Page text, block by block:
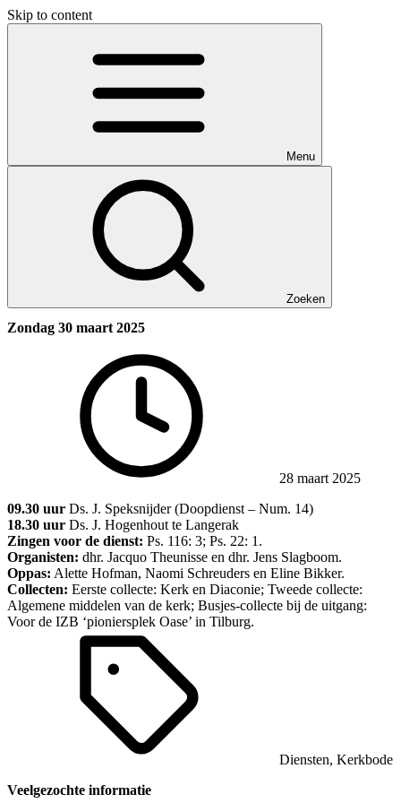
Skip to content
Menu
Zoeken
Zondag 30 maart 2025
28 maart 2025
09.30 uur Ds. J. Speksnijder (Doopdienst – Num. 14)
18.30 uur Ds. J. Hogenhout te Langerak
Zingen voor de dienst: Ps. 116: 3; Ps. 22: 1.
Organisten: dhr. Jacquo Theunisse en dhr. Jens Slagboom.
Oppas: Alette Hofman, Naomi Schreuders en Eline Bikker.
Collecten: Eerste collecte: Kerk en Diaconie; Tweede collecte:
Algemene middelen van de kerk; Busjes-collecte bij de uitgang:
Voor de IZB ‘pioniersplek Oase’ in Tilburg.
Diensten, Kerkbode
Veelgezochte informatie